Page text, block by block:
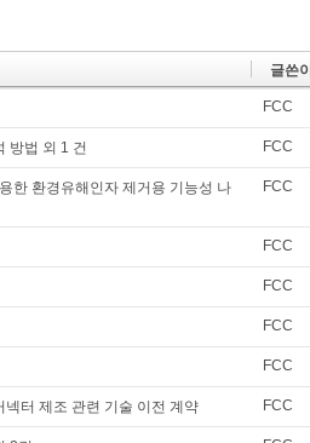
글쓴이
FCC
방법 외 1 건 FCC
한 환경유해인자 제거용 기능성 나
FCC
FCC
FCC
FCC
FCC
터 제조 관련 기술 이전 계약 FCC